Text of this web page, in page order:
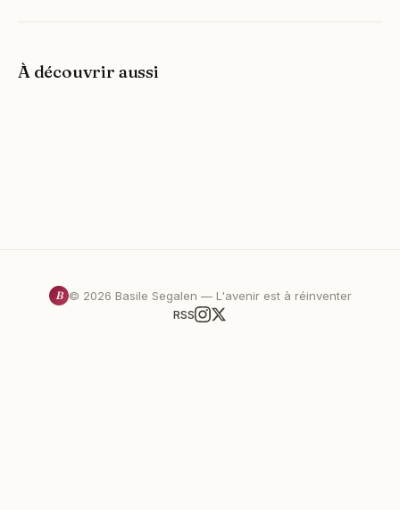
À découvrir aussi
B © 2026 Basile Segalen — L'avenir est à réinventer
RSS